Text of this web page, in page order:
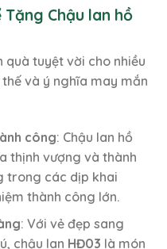
Tặng Chậu lan hồ
quà tuyệt vời cho nhiều
và ý nghĩa may mắn
công: Chậu lan hồ
thịnh vượng và thành
trong các dịp khai
thành công lớn.
: Với vẻ đẹp sang
chậu lan HĐ03 là món